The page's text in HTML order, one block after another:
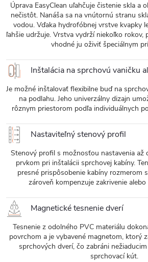
Úprava EasyClean uľahčuje čistenie skla a
nečistôt. Nanáša sa na vnútornú stranu
vodou. Vďaka hydrofóbnej vrstve kvapky
ľahšie udržuje. Vrstva vydrží niekoľko rokov,
vhodné ju oživiť špeciálnym
Inštalácia na sprchovú vaničku
Je možné inštalovať flexibilne buď na
na podlahu. Jeho univerzálny dizajn
rôznym priestorom podľa individuálnych
Nastaviteľný stenový profil
Stenový profil s možnosťou nastavenia až
prvkom pri inštalácii sprchovej kabíny.
presné prispôsobenie kabíny rozmerom
zároveň kompenzuje zakrivenie
Magnetické tesnenie dverí
Tesnenie z odolného PVC materiálu
povrchom a je vybavené magnetom, ktorý
sprchových dverí, čo zabráni
sprchovací kút.